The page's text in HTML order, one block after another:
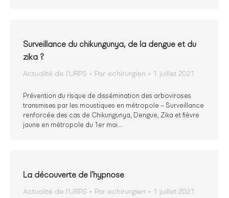
Surveillance du chikungunya, de la dengue et du
zika ?
Actualité de l'URPS Par echirurgien 1 juillet 2021
Prévention du risque de dissémination des arboviroses
transmises par les moustiques en métropole – Surveillance
renforcée des cas de Chikungunya, Dengue, Zika et fièvre
jaune en métropole du 1er mai…
La découverte de l’hypnose
Actualité de l'URPS Par echirurgien 1 juillet 2021